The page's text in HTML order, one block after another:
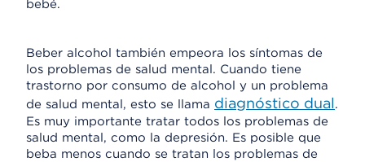
bebé.
Beber alcohol también empeora los síntomas de
los problemas de salud mental. Cuando tiene
trastorno por consumo de alcohol y un problema
de salud mental, esto se llama diagnóstico dual.
Es muy importante tratar todos los problemas de
salud mental, como la depresión. Es posible que
beba menos cuando se tratan los problemas de